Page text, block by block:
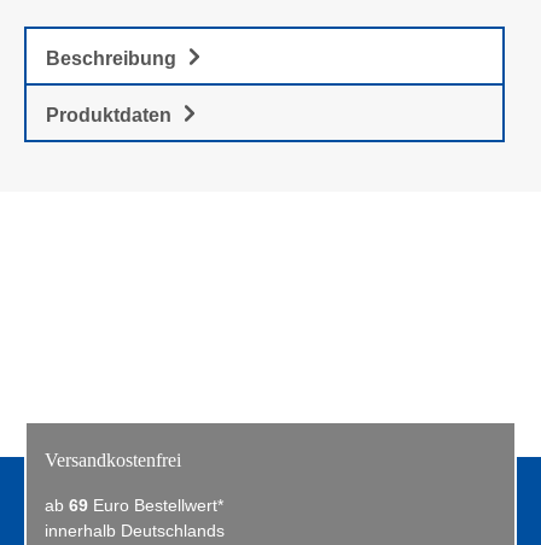
Beschreibung
Produktdaten
Versandkostenfrei
ab 69 Euro Bestellwert*
innerhalb Deutschlands